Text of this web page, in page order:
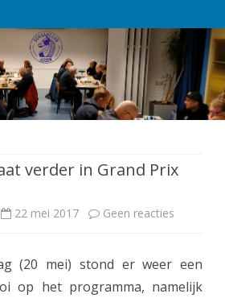
de
inhoud
verder in Grand Prix
22 mei 2017 Geen reacties
P
(20 mei) stond er weer een
op het programma, namelijk